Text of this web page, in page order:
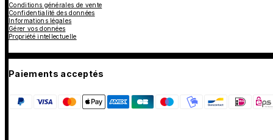
Conditions générales de vente
Confidentialité des données
Informations légales
Gérer vos données
Propriété intellectuelle
Paiements acceptés